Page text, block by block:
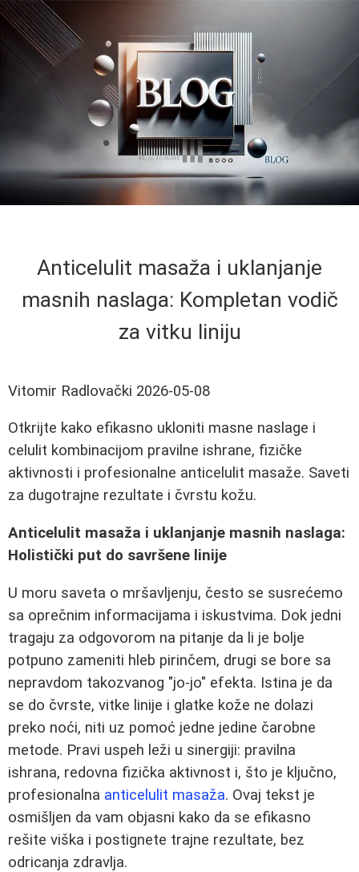
Anticelulit masaža i uklanjanje
masnih naslaga: Kompletan vodič
za vitku liniju
Vitomir Radlovački 2026-05-08
Otkrijte kako efikasno ukloniti masne naslage i
celulit kombinacijom pravilne ishrane, fizičke
aktivnosti i profesionalne anticelulit masaže. Saveti
za dugotrajne rezultate i čvrstu kožu.
Anticelulit masaža i uklanjanje masnih naslaga:
Holistički put do savršene linije
U moru saveta o mršavljenju, često se susrećemo
sa oprečnim informacijama i iskustvima. Dok jedni
tragaju za odgovorom na pitanje da li je bolje
potpuno zameniti hleb pirinčem, drugi se bore sa
nepravdom takozvanog "jo-jo" efekta. Istina je da
se do čvrste, vitke linije i glatke kože ne dolazi
preko noći, niti uz pomoć jedne jedine čarobne
metode. Pravi uspeh leži u sinergiji: pravilna
ishrana, redovna fizička aktivnost i, što je ključno,
profesionalna anticelulit masaža. Ovaj tekst je
osmišljen da vam objasni kako da se efikasno
rešite viška i postignete trajne rezultate, bez
odricanja zdravlja.